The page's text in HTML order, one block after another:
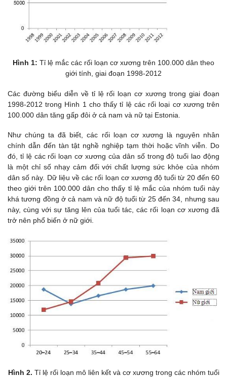
Hình 1: Tỉ lệ mắc các rối loạn cơ xương trên 100.000 dân theo
giới tính, giai đoạn 1998-2012
Các đường biểu diễn về tỉ lệ rối loạn cơ xương trong giai đoạn
1998-2012 trong Hình 1 cho thấy tỉ lệ các rối loại cơ xương trên
100.000 dân tăng gấp đôi ở cả nam và nữ tại Estonia.
Như chúng ta đã biết, các rối loạn cơ xương là nguyên nhân
chính dẫn đến tàn tật nghề nghiệp tạm thời hoặc vĩnh viễn. Do
đó, tỉ lệ các rối loạn cơ xương của dân số trong độ tuổi lao động
là một chỉ số nhạy cảm đối với chất lượng sức khỏe của nhóm
dân số này. Dữ liệu về các rối loạn cơ xương độ tuổi từ 20 đến 60
theo giới trên 100.000 dân cho thấy tỉ lệ mắc của nhóm tuổi này
khá tương đồng ở cả nam và nữ độ tuổi từ 25 đến 34, nhưng sau
này, cùng với sự tăng lên của tuổi tác, các rối loạn cơ xương đã
trở nên phổ biến ở nữ giới.
Hình 2. Tỉ lệ rối loạn mô liên kết và cơ xương trong các nhóm tuổi